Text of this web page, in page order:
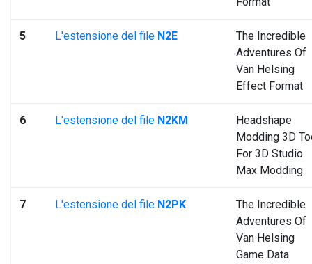
5 L'estensione del file N2E
The Incredible
Adventures Of
Van Helsing
Effect Format
6 L'estensione del file N2KM
Headshape
Modding 3D
For 3D Studio
Max Modding
7 L'estensione del file N2PK
The Incredible
Adventures Of
Van Helsing
Game Data